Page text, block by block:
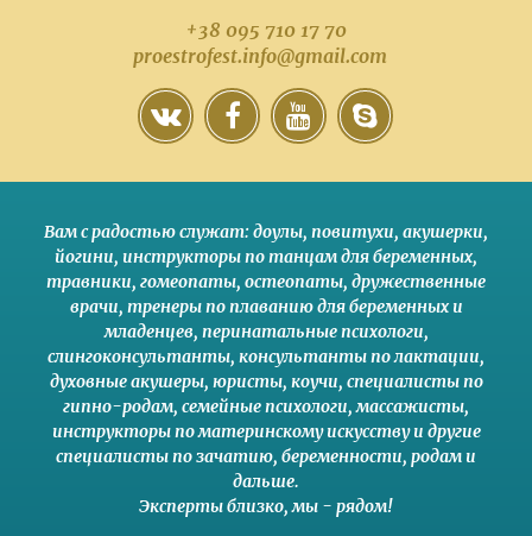
+38 095 710 17 70
proestrofest.info@gmail.com
Вам с радостью служат:доулы, повитухи, акушерки,
йогини, инструкторы по танцам для беременных,
травники, гомеопаты, остеопаты, дружественные
врачи, тренеры по плаванию для беременных и
младенцев, перинатальные психологи,
слингоконсультанты, консультанты по лактации,
духовные акушеры, юристы, коучи, специалисты по
гипно-родам, семейные психологи,массажисты,
инструкторы по материнскому искусствуи другие
специалисты по зачатию, беременности, родами
дальше.
Эксперты близко,мы - рядом!